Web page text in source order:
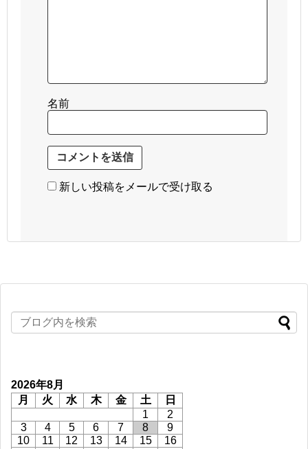
名前
新しい投稿をメールで受け取る
2026年8月
月
火 水 木 金 土
日
1
2
3
4 5 6 7 8
9
10
11 12 13 14 15
16